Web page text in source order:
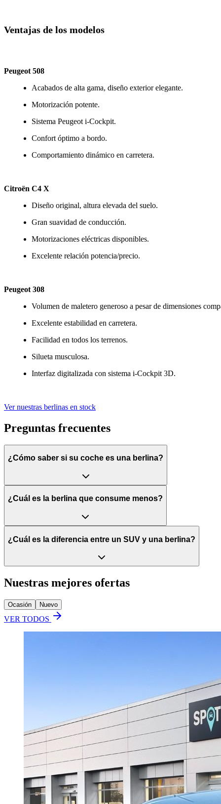
Ventajas de los modelos
Peugeot 508
Acabados de alta gama, diseño exterior elegante.
Motorización potente.
Sistema Peugeot i-Cockpit.
Confort óptimo a bordo.
Comportamiento dinámico en carretera.
Citroën C4 X
Diseño original, altura elevada del suelo.
Gran suavidad de conducción.
Motorizaciones eléctricas disponibles.
Excelente relación potencia/precio.
Peugeot 308
Volumen de maletero generoso a pesar de dimensiones
Excelente estabilidad en carretera.
Facilidad en todos los terrenos.
Silueta musculosa.
Interfaz digitalizada con sistema i-Cockpit 3D.
Ver nuestras berlinas en stock
Preguntas frecuentes
¿Cómo saber si su coche es una berlina?
¿Cuál es la berlina que consume menos?
¿Cuál es la diferencia entre un SUV y una berlina?
Nuestras mejores ofertas
Ocasión Nuevo
VER TODOS